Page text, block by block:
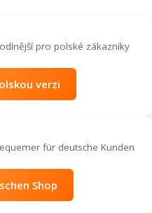
pro polské zákazníky
verzi
für deutsche Kunden
Shop